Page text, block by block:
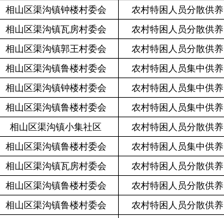
相山区渠沟镇钟楼村委会 农村特困人员分散供养
相山区渠沟镇瓦房村委会 农村特困人员分散供养
相山区渠沟镇郭王村委会 农村特困人员分散供养
相山区渠沟镇鲁楼村委会 农村特困人员集中供养
相山区渠沟镇钟楼村委会 农村特困人员集中供养
相山区渠沟镇鲁楼村委会 农村特困人员集中供养
相山区渠沟镇小集社区 农村特困人员分散供养
相山区渠沟镇鲁楼村委会 农村特困人员集中供养
相山区渠沟镇瓦房村委会 农村特困人员分散供养
相山区渠沟镇鲁楼村委会 农村特困人员分散供养
相山区渠沟镇鲁楼村委会 农村特困人员分散供养